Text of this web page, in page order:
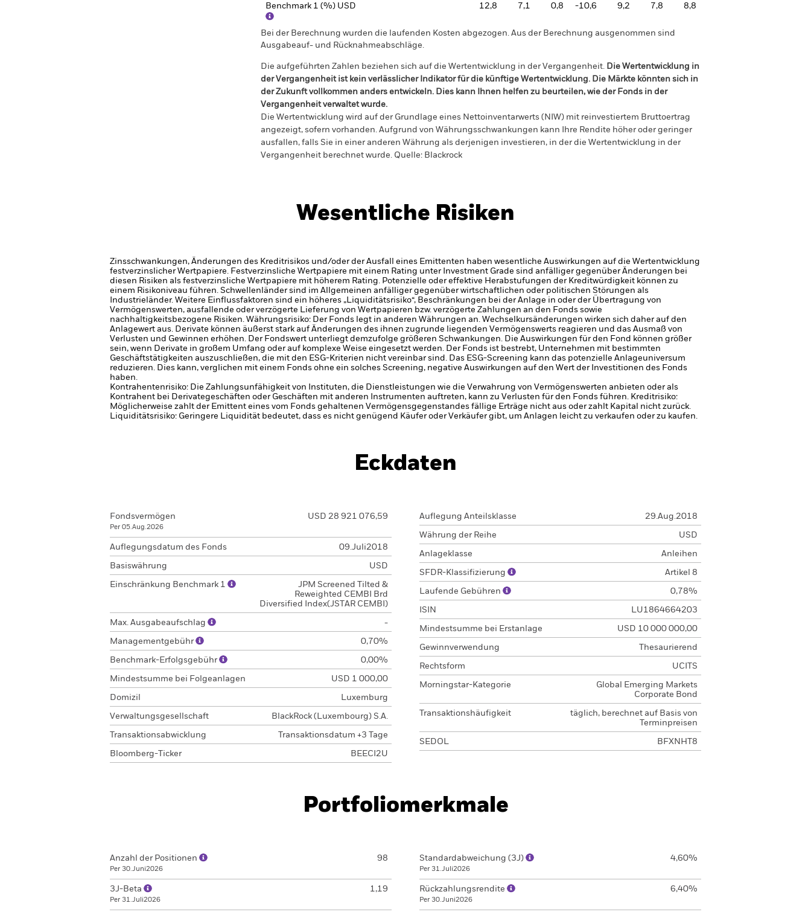
Benchmark 1 (%) USD
12,8 7,1 0,8 -10,6 9,2 7,8 8,8
Bei der Berechnung wurden die laufenden Kosten abgezogen. Aus der Berechnung ausgenommen sind
Ausgabeauf- und Rücknahmeabschläge.
Die aufgeführten Zahlen beziehen sich auf die Wertentwicklung in der Vergangenheit. Die Wertentwicklung in
der Vergangenheit ist kein verlässlicher Indikator für die künftige Wertentwicklung. Die Märkte könnten sich in
der Zukunft vollkommen anders entwickeln. Dies kann Ihnen helfen zu beurteilen, wie der Fonds in der
Vergangenheit verwaltet wurde.
Die Wertentwicklung wird auf der Grundlage eines Nettoinventarwerts (NIW) mit reinvestiertem Bruttoertrag
angezeigt, sofern vorhanden. Aufgrund von Währungsschwankungen kann Ihre Rendite höher oder geringer
ausfallen, falls Sie in einer anderen Währung als derjenigen investieren, in der die Wertentwicklung in der
Vergangenheit berechnet wurde. Quelle: Blackrock
Wesentliche Risiken
Zinsschwankungen, Änderungen des Kreditrisikos und/oder der Ausfall eines Emittenten haben wesentliche Auswirkungen auf die Wertentwicklung
festverzinslicher Wertpapiere. Festverzinsliche Wertpapiere mit einem Rating unter Investment Grade sind anfälliger gegenüber Änderungen bei
diesen Risiken als festverzinsliche Wertpapiere mit höherem Rating. Potenzielle oder effektive Herabstufungen der Kreditwürdigkeit können zu
einem Risikoniveau führen. Schwellenländer sind im Allgemeinen anfälliger gegenüber wirtschaftlichen oder politischen Störungen als
Industrieländer. Weitere Einflussfaktoren sind ein höheres „Liquiditätsrisiko“, Beschränkungen bei der Anlage in oder der Übertragung von
Vermögenswerten, ausfallende oder verzögerte Lieferung von Wertpapieren bzw. verzögerte Zahlungen an den Fonds sowie
nachhaltigkeitsbezogene Risiken. Währungsrisiko: Der Fonds legt in anderen Währungen an. Wechselkursänderungen wirken sich daher auf den
Anlagewert aus. Derivate können äußerst stark auf Änderungen des ihnen zugrunde liegenden Vermögenswerts reagieren und das Ausmaß von
Verlusten und Gewinnen erhöhen. Der Fondswert unterliegt demzufolge größeren Schwankungen. Die Auswirkungen für den Fond können größer
sein, wenn Derivate in großem Umfang oder auf komplexe Weise eingesetzt werden. Der Fonds ist bestrebt, Unternehmen mit bestimmten
Geschäftstätigkeiten auszuschließen, die mit den ESG-Kriterien nicht vereinbar sind. Das ESG-Screening kann das potenzielle Anlageuniversum
reduzieren. Dies kann, verglichen mit einem Fonds ohne ein solches Screening, negative Auswirkungen auf den Wert der Investitionen des Fonds
haben.
Kontrahentenrisiko: Die Zahlungsunfähigkeit von Instituten, die Dienstleistungen wie die Verwahrung von Vermögenswerten anbieten oder als
Kontrahent bei Derivategeschäften oder Geschäften mit anderen Instrumenten auftreten, kann zu Verlusten für den Fonds führen. Kreditrisiko:
Möglicherweise zahlt der Emittent eines vom Fonds gehaltenen Vermögensgegenstandes fällige Erträge nicht aus oder zahlt Kapital nicht zurück.
Liquiditätsrisiko: Geringere Liquidität bedeutet, dass es nicht genügend Käufer oder Verkäufer gibt, um Anlagen leicht zu verkaufen oder zu kaufen.
Eckdaten
Fondsvermögen
Per 05.Aug.2026
USD 28 921 076,59
Auflegungsdatum des Fonds 09.Juli2018
Basiswährung USD
Einschränkung Benchmark 1
JPM Screened Tilted &
Reweighted CEMBI Brd
Diversified Index(JSTAR CEMBI)
Max. Ausgabeaufschlag -
Managementgebühr 0,70%
Benchmark-Erfolgsgebühr 0,00%
Mindestsumme bei Folgeanlagen USD 1 000,00
Domizil Luxemburg
Verwaltungsgesellschaft BlackRock (Luxembourg) S.A.
Transaktionsabwicklung Transaktionsdatum +3 Tage
Bloomberg-Ticker BEECI2U
Auflegung Anteilsklasse 29.Aug.2018
Währung der Reihe USD
Anlageklasse Anleihen
SFDR-Klassifizierung Artikel 8
Laufende Gebühren 0,78%
ISIN LU1864664203
Mindestsumme bei Erstanlage USD 10 000 000,00
Gewinnverwendung Thesaurierend
Rechtsform UCITS
Morningstar-Kategorie
Global Emerging Markets
Corporate Bond
Transaktionshäufigkeit
täglich, berechnet auf Basis von
Terminpreisen
SEDOL BFXNHT8
Portfoliomerkmale
Anzahl der Positionen
Per 30.Juni2026
98
3J-Beta
Per 31.Juli2026
1,19
Standardabweichung (3J)
Per 31.Juli2026
4,60%
Rückzahlungsrendite
Per 30.Juni2026
6,40%